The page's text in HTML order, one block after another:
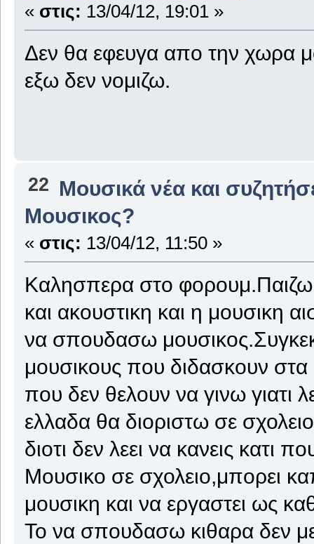
« στις: 13/04/12, 19:01 »
Δεν θα εφευγα απο την χωρα
εξω δεν νομιζω.
22 Μουσικά νέα και
Μουσικος?
« στις: 13/04/12, 11:50 »
Καλησπερα στο φορουμ.Παιζω
και ακουστικη και η μουσικη
να σπουδασω
μουσικους που διδασκουν
που δεν θελουν να γινω γιατι
ελλαδα θα διοριστω σε
διοτι δεν λεει να κανεις κατι
Μουσικο σε σχολειο,μπορει
μουσικη και να εργαστει ως
Το να σπουδασω κιθαρα δεν